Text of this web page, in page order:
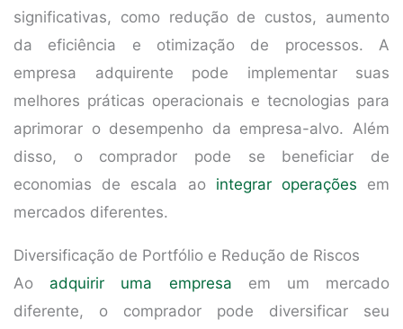
significativas, como redução de custos, aumento
da eficiência e otimização de processos. A
empresa adquirente pode implementar suas
melhores práticas operacionais e tecnologias para
aprimorar o desempenho da empresa-alvo. Além
disso, o comprador pode se beneficiar de
economias de escala ao integrar operações em
mercados diferentes.
Diversificação de Portfólio e Redução de Riscos
Ao adquirir uma empresa em um mercado
diferente, o comprador pode diversificar seu